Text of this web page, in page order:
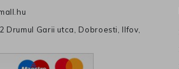
Drumul Garii utca, Dobroesti, Ilfov,